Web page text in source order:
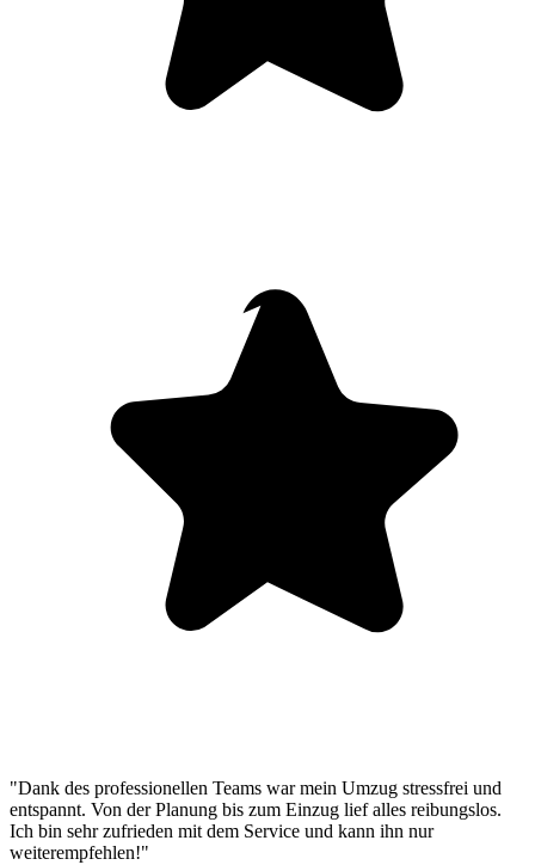
"Dank des professionellen Teams war mein Umzug stressfrei und
entspannt. Von der Planung bis zum Einzug lief alles reibungslos.
Ich bin sehr zufrieden mit dem Service und kann ihn nur
weiterempfehlen!"